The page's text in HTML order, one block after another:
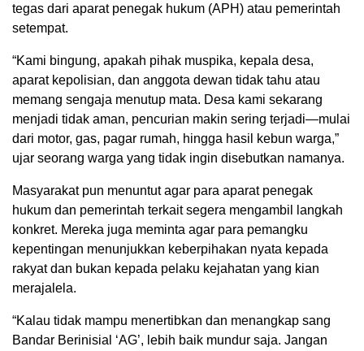
tegas dari aparat penegak hukum (APH) atau pemerintah
setempat.
“Kami bingung, apakah pihak muspika, kepala desa,
aparat kepolisian, dan anggota dewan tidak tahu atau
memang sengaja menutup mata. Desa kami sekarang
menjadi tidak aman, pencurian makin sering terjadi—mulai
dari motor, gas, pagar rumah, hingga hasil kebun warga,”
ujar seorang warga yang tidak ingin disebutkan namanya.
Masyarakat pun menuntut agar para aparat penegak
hukum dan pemerintah terkait segera mengambil langkah
konkret. Mereka juga meminta agar para pemangku
kepentingan menunjukkan keberpihakan nyata kepada
rakyat dan bukan kepada pelaku kejahatan yang kian
merajalela.
“Kalau tidak mampu menertibkan dan menangkap sang
Bandar Berinisial ‘AG’, lebih baik mundur saja. Jangan